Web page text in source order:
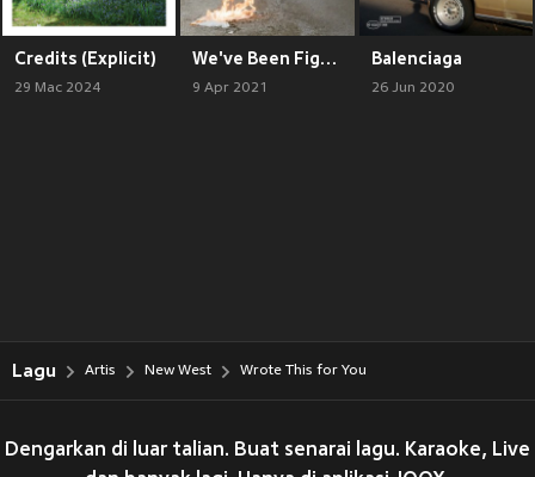
Credits (Explicit)
29 Mac 2024
We've Been Fighting for Miles
9 Apr 2021
Balenciaga
26 Jun 2020
Lagu Artis New West Wrote This for You
Dengarkan di luar talian. Buat senarai lagu. Karaoke, Live